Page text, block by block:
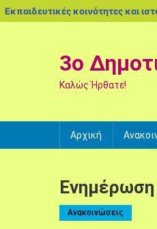
Εκπαιδευτικές κοινότητες και
3ο
Καλώς Ήρθατε!
Αρχική
Ενημέρωση
Ανακοινώσεις